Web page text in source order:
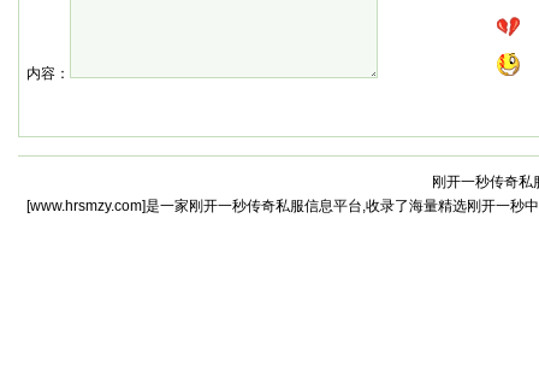
内容：
刚开一秒传奇私
[www.hrsmzy.com]是一家刚开一秒传奇私服信息平台,收录了海量精选刚开一